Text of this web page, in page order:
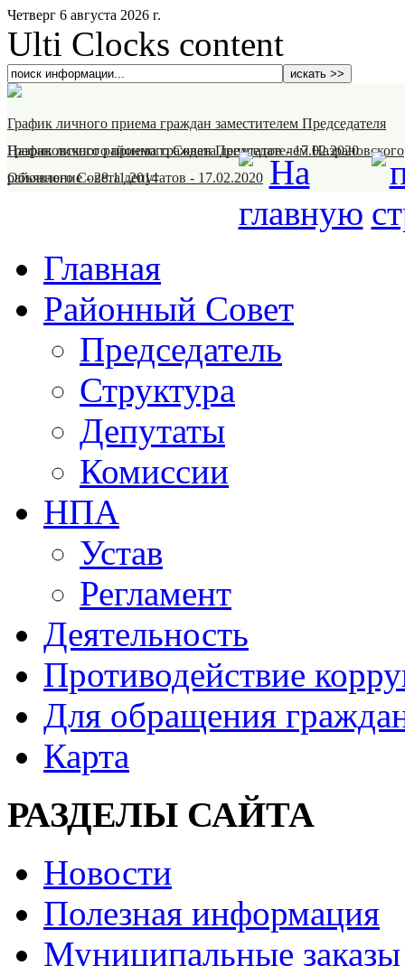
Четверг 6 августа 2026 г.
Ulti Clocks content
График личного приема граждан заместителем Председателя
Назрановского районного Совета депутатов-17.02.2020
График личного приема граждан Председателем Назрановского
районного Совета депутатов - 17.02.2020
Объявление-28.11.2014
Главная
Районный Совет
Председатель
Структура
Депутаты
Комиссии
НПА
Устав
Регламент
Деятельность
Противодействие
Для обращения
Карта
РАЗДЕЛЫ САЙТА
Новости
Полезная информация
Муниципальные заказы